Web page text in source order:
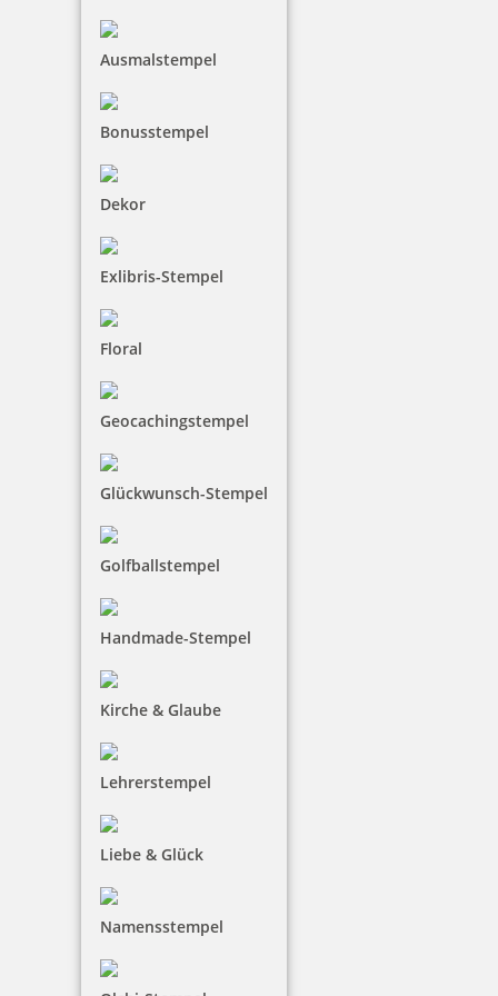
Ausmalstempel
Bonusstempel
Dekor
Exlibris-Stempel
Floral
Geocachingstempel
Glückwunsch-Stempel
Golfballstempel
Handmade-Stempel
Kirche & Glaube
Lehrerstempel
Liebe & Glück
Namensstempel
25,00 €
Jetzt gestalten
Holzstempel Rund 50 mm Durchmesser
30,00 €
Holzstempel Rund 55 mm Durchmesser
Jetzt gestalten